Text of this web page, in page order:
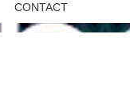
CONTACT